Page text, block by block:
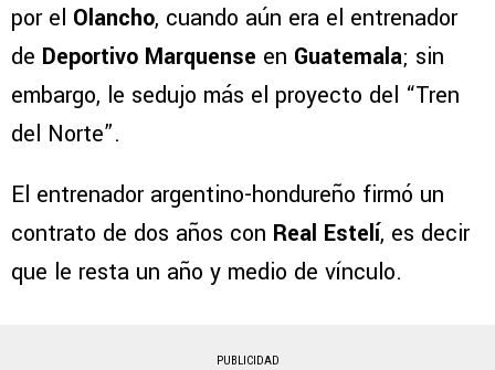
por el Olancho, cuando aún era el entrenador
de Deportivo Marquense en Guatemala; sin
embargo, le sedujo más el proyecto del “Tren
del Norte”.
El entrenador argentino-hondureño firmó un
contrato de dos años con Real Estelí, es decir
que le resta un año y medio de vínculo.
PUBLICIDAD